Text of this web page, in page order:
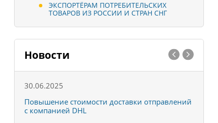
ЭКСПОРТЁРАМ ПОТРЕБИТЕЛЬСКИХ
ТОВАРОВ ИЗ РОССИИ И СТРАН СНГ
Новости
30.06.2025
Повышение стоимости доставки отправлений
с компанией DHL